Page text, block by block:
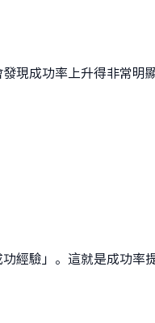
現成功率上升得非常明
經驗」。這就是成功率